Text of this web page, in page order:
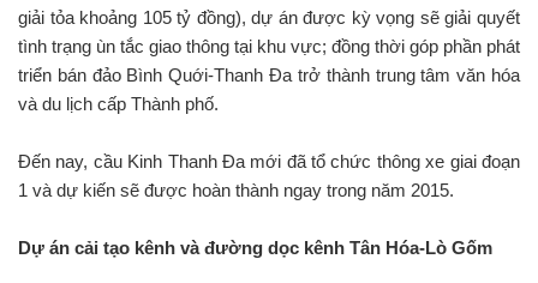
giải tỏa khoảng 105 tỷ đồng), dự án được kỳ vọng sẽ giải quyết
tình trạng ùn tắc giao thông tại khu vực; đồng thời góp phần phát
triển bán đảo Bình Quới-Thanh Đa trở thành trung tâm văn hóa
và du lịch cấp Thành phố.
Đến nay, cầu Kinh Thanh Đa mới đã tổ chức thông xe giai đoạn
1 và dự kiến sẽ được hoàn thành ngay trong năm 2015.
Dự án cải tạo kênh và đường dọc kênh Tân Hóa-Lò Gốm